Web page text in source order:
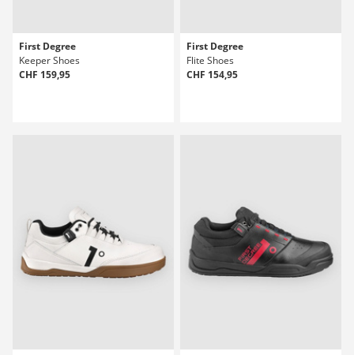
First Degree
Keeper Shoes
CHF 159,95
First Degree
Flite Shoes
CHF 154,95